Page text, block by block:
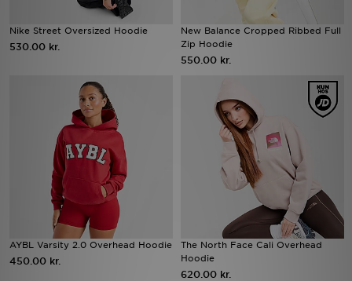
Nike Street Oversized Hoodie
530.00 kr.
New Balance Cropped Ribbed Full
Zip Hoodie
550.00 kr.
AYBL Varsity 2.0 Overhead Hoodie
450.00 kr.
The North Face Cali Overhead
Hoodie
620.00 kr.